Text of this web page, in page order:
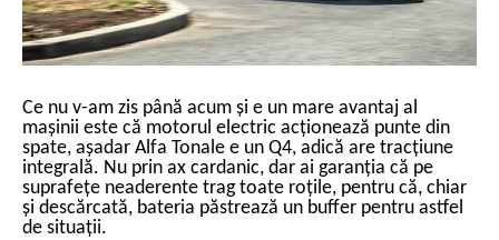
Ce nu v-am zis până acum și e un mare avantaj al
mașinii este că motorul electric acționează punte din
spate, așadar Alfa Tonale e un Q4, adică are tracțiune
integrală. Nu prin ax cardanic, dar ai garanția că pe
suprafețe neaderente trag toate roțile, pentru că, chiar
și descărcată, bateria păstrează un buffer pentru astfel
de situații.